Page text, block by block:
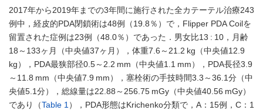
2017年から2019年までの3年間に施行された全カテーテル治療243
例中，経皮的PDA閉鎖術は48例（19.8％）で，Flipper PDA Coilを
留置された症例は23例（48.0％）であった．男女比13 : 10，月齢
18～133ヶ月（中央値37ヶ月），体重7.6～21.2 kg（中央値12.9
kg），PDA最狭部径0.5～2.2 mm（中央値1.1 mm），PDA長径3.9
～11.8 mm（中央値7.9 mm），塞栓術の手技時間3.3～36.1分（中
央値5.1分），総線量は22.88～256.75 mGy（中央値40.56 mGy）
であり（Table 1 ），PDA形態はKrichenko分類で，A：15例，C：1